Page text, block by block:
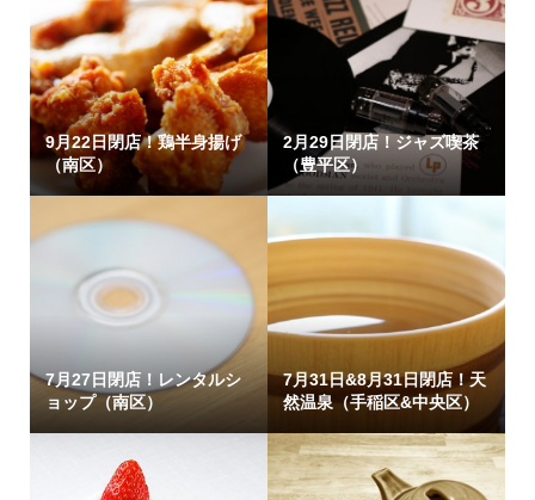
9月22日閉店！鶏半身揚げ
（南区）
2月29日閉店！ジャズ喫茶
（豊平区）
7月27日閉店！レンタルシ
ョップ（南区）
7月31日&8月31日閉店！天
然温泉（手稲区&中央区）